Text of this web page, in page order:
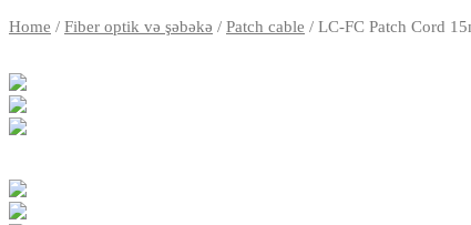
Home / Fiber optik və şəbəkə / Patch cable / LC-FC Patch Cord